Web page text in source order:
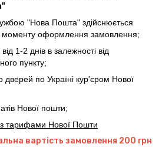
"Нова Пошта" здійснюється
моменту оформлення замовлення;
1-2 днів в залежності від
пункту;
дверей по Україні кур'єром Нової
Нової пошти;
з тарифами Нової Пошти
вартість замовлення 200 грн